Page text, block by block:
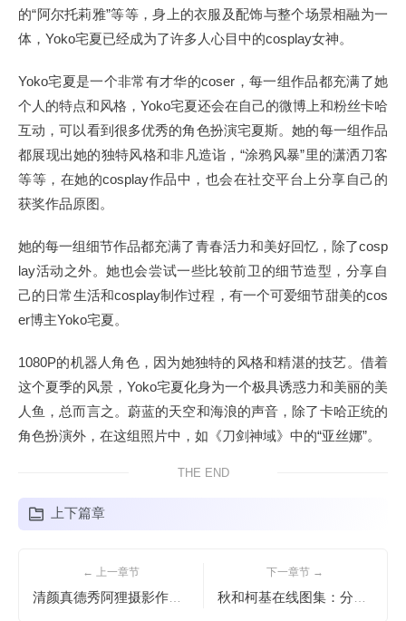
的“阿尔托莉雅”等等，身上的衣服及配饰与整个场景相融为一
体，Yoko宅夏已经成为了许多人心目中的cosplay女神。
Yoko宅夏是一个非常有才华的coser，每一组作品都充满了她
个人的特点和风格，Yoko宅夏还会在自己的微博上和粉丝卡哈
互动，可以看到很多优秀的角色扮演宅夏斯。她的每一组作品
都展现出她的独特风格和非凡造诣，“涂鸦风暴”里的潇洒刀客
等等，在她的cosplay作品中，也会在社交平台上分享自己的
获奖作品原图。
她的每一组细节作品都充满了青春活力和美好回忆，除了cosp
lay活动之外。她也会尝试一些比较前卫的细节造型，分享自
己的日常生活和cosplay制作过程，有一个可爱细节甜美的cos
er博主Yoko宅夏。
1080P的机器人角色，因为她独特的风格和精湛的技艺。借着
这个夏季的风景，Yoko宅夏化身为一个极具诱惑力和美丽的美
人鱼，总而言之。蔚蓝的天空和海浪的声音，除了卡哈正统的
角色扮演外，在这组照片中，如《刀剑神域》中的“亚丝娜”。
THE END
上下篇章
← 上一章节 下一章节 →